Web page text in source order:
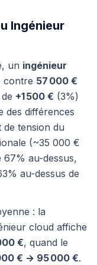
Ingénieur
un ingénieur
contre 57 000 €
+1 500 € (3%)
des différences
de tension du
(~35 000 €
au-dessus,
au-dessus de
: la
cloud affiche
€, quand le
€ → 95 000 €.